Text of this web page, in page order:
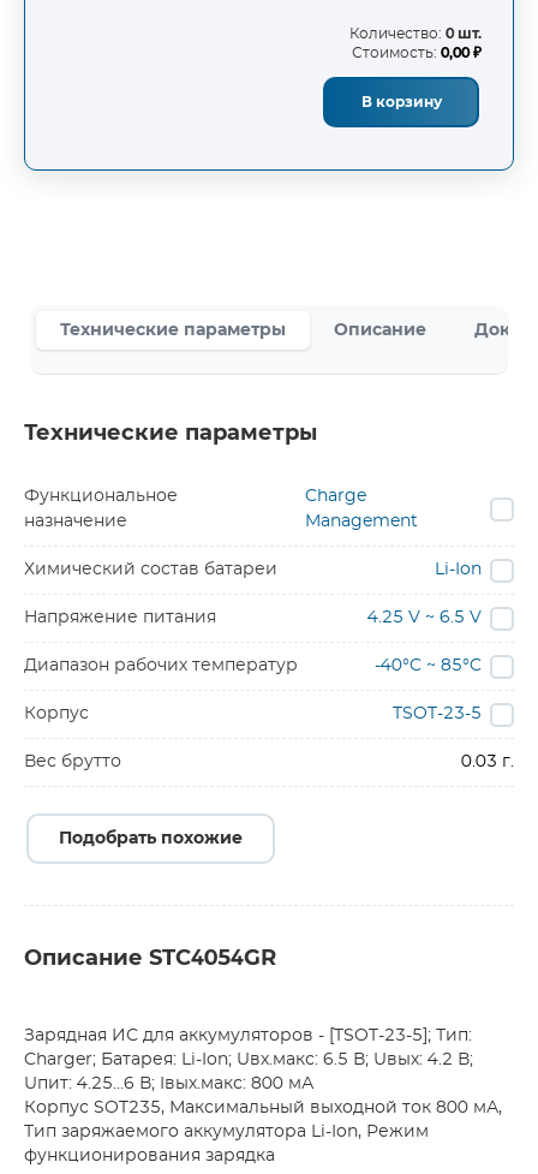
Количество: 0 шт.
Стоимость: 0,00 ₽
В корзину
Технические параметры Описание
Технические параметры
Функциональное
назначение
Charge
Management
Химический состав батареи Li-Ion
Напряжение питания 4.25 V ~ 6.5 V
Диапазон рабочих температур -40°C ~ 85°C
Корпус TSOT-23-5
Вес брутто 0.03 г.
Подобрать похожие
Описание STC4054GR
Зарядная ИС для аккумуляторов - [TSOT-23-5]; Тип:
Charger; Батарея: Li-Ion; Uвх.макс: 6.5 В; Uвых: 4.2 В;
Uпит: 4.25...6 В; Iвых.макс: 800 мА
Корпус SOT235, Максимальный выходной ток 800 мА,
Тип заряжаемого аккумулятора Li-Ion, Режим
функционирования зарядка